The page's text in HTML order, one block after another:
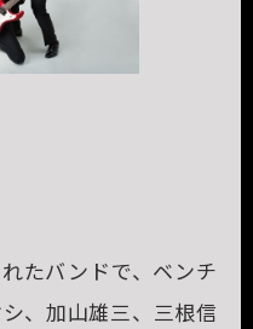
たバンドで、ベンチ
、加山雄三、三根信